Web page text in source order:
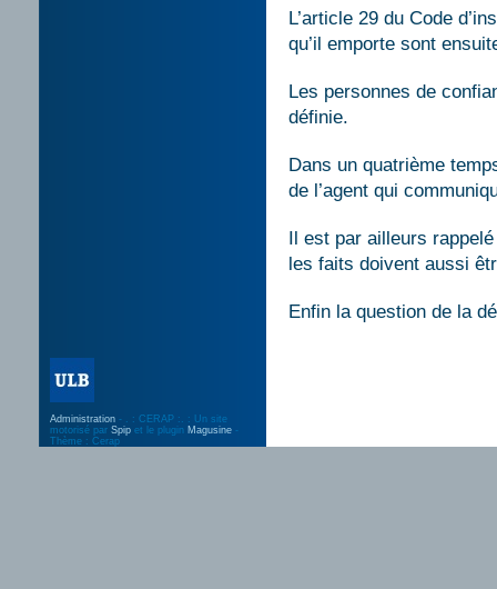
L’article 29 du Code
qu’il emporte sont
Les personnes de
définie.
Dans un quatrième
de l’agent qui
Il est par ailleurs
les faits doivent aussi
Enfin la question de la
Administration - . : CERAP :. : Un site
motorisé par Spip et le plugin Magusine -
Thème : Cerap